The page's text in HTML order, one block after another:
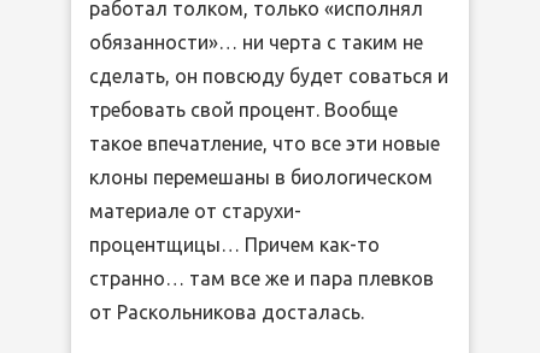
работал толком, только «исполнял
обязанности»… ни черта с таким не
сделать, он повсюду будет соваться и
требовать свой процент. Вообще
такое впечатление, что все эти новые
клоны перемешаны в биологическом
материале от старухи-
процентщицы… Причем как-то
странно… там все же и пара плевков
от Раскольникова досталась.